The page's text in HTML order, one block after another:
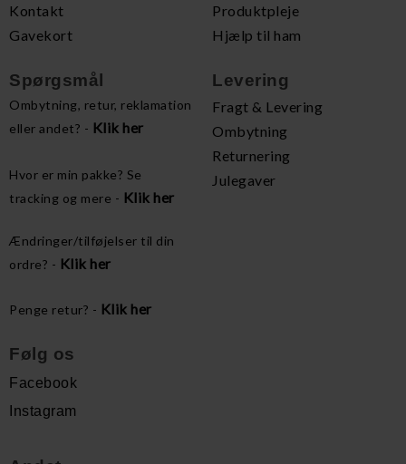
Kontakt
Gavekort
Produktpleje
Hjælp til ham
Spørgsmål
Ombytning, retur, reklamation
eller andet? - Klik her
Hvor er min pakke? Se
tracking og mere - Klik her
Ændringer/tilføjelser til din
ordre? - Klik her
Penge retur? - Klik her
Levering
Fragt & Levering
Ombytning
Returnering
Julegaver
Følg os
Facebook
Instagram